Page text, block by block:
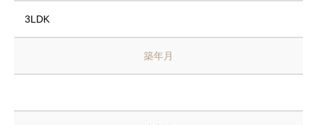
3LDK
築年月